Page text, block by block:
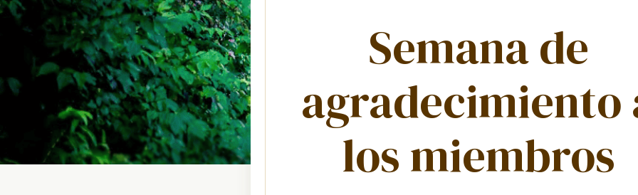
Semana de
agradecimiento
los miembros